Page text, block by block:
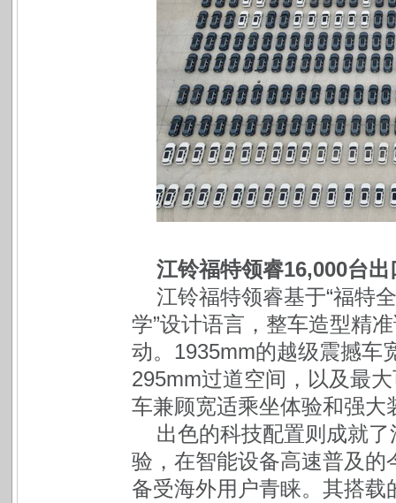
江铃福特领睿16,000台
江铃福特领睿基于“福特
学”设计语言，整车造型精
动。1935mm的越级震撼车
295mm过道空间，以及最
车兼顾宽适乘坐体验和强大
出色的科技配置则成就
验，在智能设备高速普及
备受海外用户青睐。其搭